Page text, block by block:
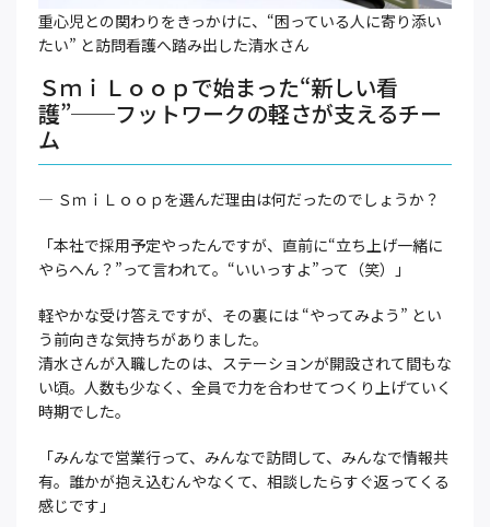
重心児との関わりをきっかけに、“困っている人に寄り添い
たい” と訪問看護へ踏み出した清水さん
ＳｍｉＬｏｏｐで始まった“新しい看
護”──フットワークの軽さが支えるチー
ム
― ＳｍｉＬｏｏｐを選んだ理由は何だったのでしょうか？
「本社で採用予定やったんですが、直前に“立ち上げ一緒に
やらへん？”って言われて。“いいっすよ”って（笑）」
軽やかな受け答えですが、その裏には “やってみよう” とい
う前向きな気持ちがありました。
清水さんが入職したのは、ステーションが開設されて間もな
い頃。人数も少なく、全員で力を合わせてつくり上げていく
時期でした。
「みんなで営業行って、みんなで訪問して、みんなで情報共
有。誰かが抱え込むんやなくて、相談したらすぐ返ってくる
感じです」